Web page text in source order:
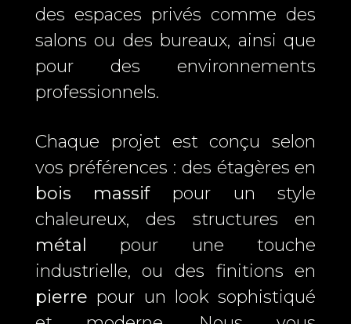
des espaces privés comme des
salons ou des bureaux, ainsi que
pour des environnements
professionnels.
Chaque projet est conçu selon
vos préférences : des étagères en
bois massifpour un style
chaleureux, des structures en
métal pour une touche
industrielle, ou des finitions en
pierre pour un look sophistiqué